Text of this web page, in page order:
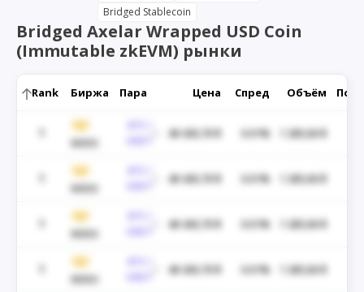
Bridged Stablecoin
Bridged Axelar Wrapped USD Coin
(Immutable zkEVM) рынки
Rank Биржа Пара Цена Спред Объём
WEEX
48 430,70 $ 0.01% 1 285,06 $
WEEX
48 430,70 $ 0.01% 1 285,06 $
WEEX
48 430,70 $ 0.01% 1 285,06 $
WEEX
48 430,70 $ 0.01% 1 285,06 $